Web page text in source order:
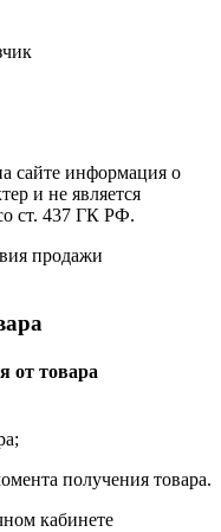
сайте информация о
и не является
ст. 437 ГК РФ.
продажи
от товара
получения товара.
кабинете